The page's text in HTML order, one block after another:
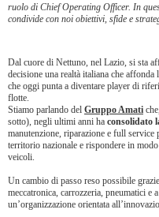
ruolo di Chief Operating Officer. In
condivide con noi obiettivi, sfide e
Dal cuore di Nettuno, nel Lazio, si sta
decisione una realtà italiana che
che oggi punta a diventare player di
flotte.
Stiamo parlando del Gruppo Amati che,
sotto), negli ultimi anni ha consolidato
manutenzione, riparazione e full
territorio nazionale e rispondere in
veicoli.
Un cambio di passo reso possibile
meccatronica, carrozzeria, pneumatici e
un’organizzazione orientata